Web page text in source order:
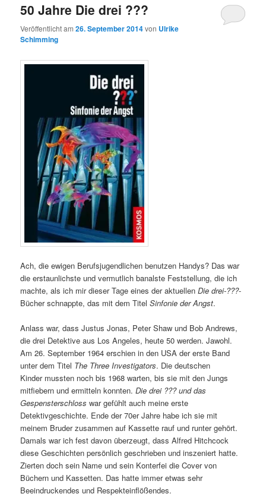
50 Jahre Die drei ???
Veröffentlicht am26. September 2014von Ulrike
Schimming
Ach, die ewigen Berufsjugendlichen benutzen Handys? Das war
die erstaunlichste und vermutlich banalste Feststellung, die ich
machte, als ich mir dieser Tage eines der aktuellenDie drei-???-
Bücher schnappte, das mit dem TitelSinfonie der Angst.
Anlass war, dass Justus Jonas, Peter Shaw und Bob Andrews,
die drei Detektive aus Los Angeles, heute 50 werden. Jawohl.
Am 26. September 1964 erschien in den USA der erste Band
unter dem Titel The Three Investigators. Die deutschen
Kinder mussten noch bis 1968 warten, bis sie mit den Jungs
mitfiebern und ermitteln konnten.Die drei ??? und das
Gespensterschloss war gefühlt auch meine erste
Detektivgeschichte. Ende der 70er Jahre habe ich sie mit
meinem Bruder zusammen auf Kassette rauf und runter gehört.
Damals war ich fest davon überzeugt, dass Alfred Hitchcock
diese Geschichten persönlich geschrieben und inszeniert hatte.
Zierten doch sein Name und sein Konterfei die Cover von
Büchern und Kassetten. Das hatte immer etwas sehr
Beeindruckendes und Respekteinflößendes.